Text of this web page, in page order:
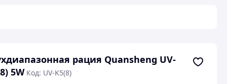
рация Quansheng UV-
5W Код: UV-K5(8)